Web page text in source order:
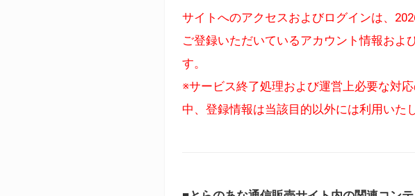
サイトへのアクセスおよびログインは、
ご登録いただいているアカウント情報およ
す。
※サービス終了処理および運営上必要な対
中、登録情報は当該目的以外には利用いた